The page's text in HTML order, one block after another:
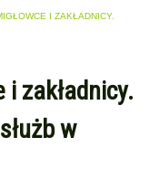
I ZAKŁADNICY.
zakładnicy.
w